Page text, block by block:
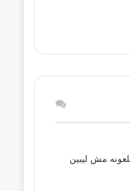
مش ليبين